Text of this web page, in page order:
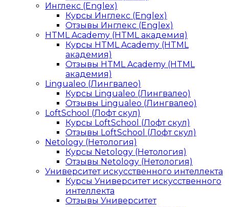
Инглекс (Englex)
Курсы Инглекс (Englex)
Отзывы Инглекс (Englex)
HTML Academy (HTML академия)
Курсы HTML Academy (HTML
академия)
Отзывы HTML Academy (HTML
академия)
Lingualeo (Лингвалео)
Курсы Lingualeo (Лингвалео)
Отзывы Lingualeo (Лингвалео)
LoftSchool (Лофт скул)
Курсы LoftSchool (Лофт скул)
Отзывы LoftSchool (Лофт скул)
Netology (Нетология)
Курсы Netology (Нетология)
Отзывы Netology (Нетология)
Университет искусственного интеллекта
Курсы Университет искусственного
интеллекта
Отзывы Университет